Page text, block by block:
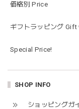
価格別 Price
ギフトラッピング
Special Price!
SHOP INFO
ショッピングガ
ラス…お絵描きセッ
すぐに使い始めま